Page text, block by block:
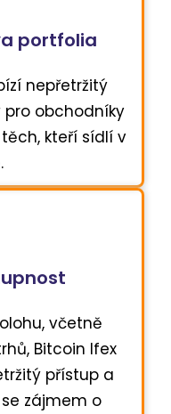
portfolia
nepřetržitý
pro obchodníky
kteří sídlí v
včetně
Bitcoin Ifex
přístup a
zájmem o